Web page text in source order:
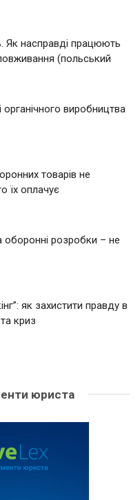
Як насправді працюють
(польський
виробництва
товарів не
їх оплачує
оборонні розробки – не
як захистити правду в
криз
юриста